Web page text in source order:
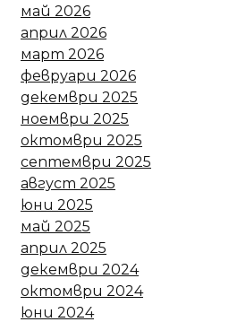
май 2026
април 2026
март 2026
февруари 2026
декември 2025
ноември 2025
октомври 2025
септември 2025
август 2025
юни 2025
май 2025
април 2025
декември 2024
октомври 2024
юни 2024